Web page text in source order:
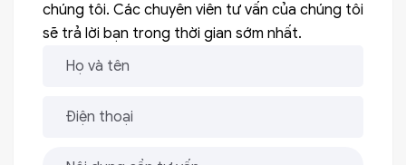
chúng tôi. Các chuyên viên tư vấn của chúng tôi
sẽ trả lời bạn trong thời gian sớm nhất.